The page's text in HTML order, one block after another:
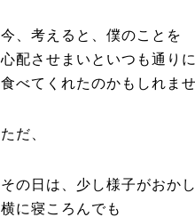
今、考えると、僕のことを
心配させまいといつも通りに
食べてくれたのかもしれませ
ただ、
その日は、少し様子がおかし
横に寝ころんでも